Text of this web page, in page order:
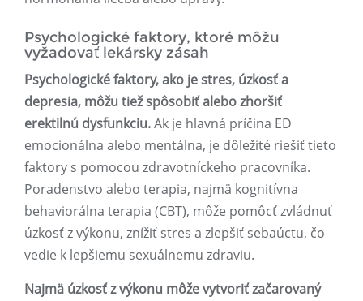
Psychologické faktory, ktoré môžu
vyžadovať lekársky zásah
Psychologické faktory, ako je stres, úzkosť a
depresia, môžu tiež spôsobiť alebo zhoršiť
erektilnú dysfunkciu.Ak je hlavná príčina ED
emocionálna alebo mentálna, je dôležité riešiť tieto
faktory s pomocou zdravotníckeho pracovníka.
Poradenstvo alebo terapia, najmä kognitívna
behaviorálna terapia (CBT), môže pomôcť zvládnuť
úzkosť z výkonu, znížiť stres a zlepšiť sebaúctu, čo
vedie k lepšiemu sexuálnemu zdraviu.
Najmä úzkosť z výkonu môže vytvoriť začarovaný